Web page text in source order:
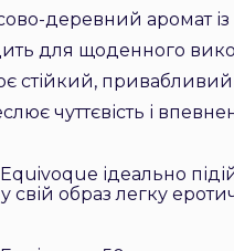
деревний аромат
для щоденного
стійкий,
чуттєвість і
ідеально
свій образ легку